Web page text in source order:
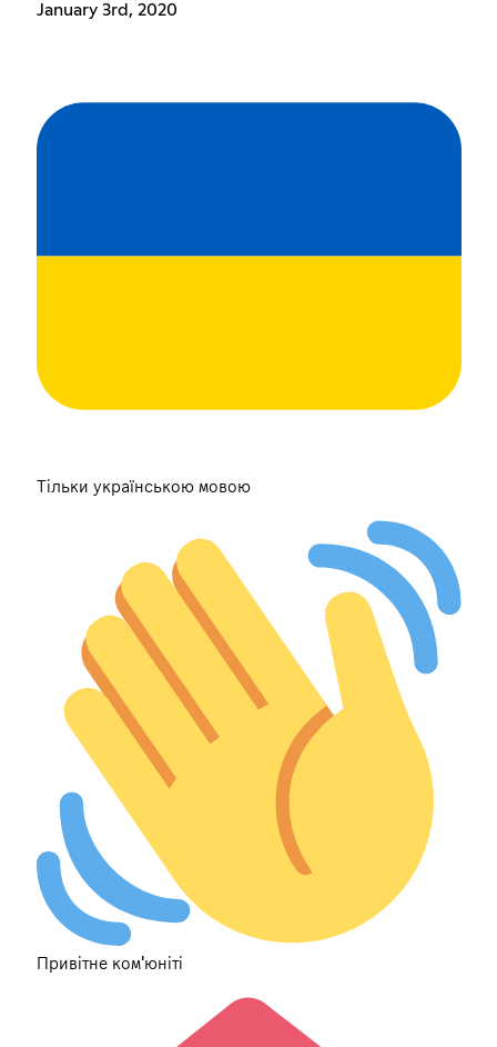
January 3rd, 2020
Тільки українською мовою
Привітне ком'юніті